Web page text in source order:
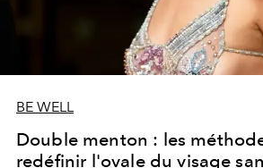
BE WELL
Double menton : les
redéfinir l'ovale du visage